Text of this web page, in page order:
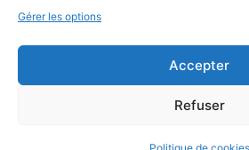
Gérer les options
Accepter
Refuser
© 2026 Théâtre des Béliers Parisiens.